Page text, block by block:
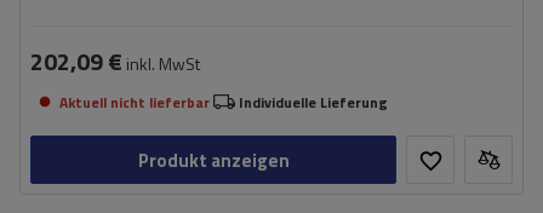
202,09 € inkl. MwSt
Aktuell nicht lieferbar Individuelle Lieferung
Produkt anzeigen